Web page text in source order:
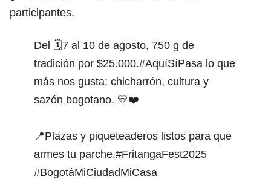
participantes.
Del 🗓️7 al 10 de agosto, 750 g de
tradición por $25.000.#AquíSíPasa lo que
más nos gusta: chicharrón, cultura y
sazón bogotano. 💛❤️
📍Plazas y piqueteaderos listos para que
armes tu parche.#FritangaFest2025
#BogotáMiCiudadMiCasa